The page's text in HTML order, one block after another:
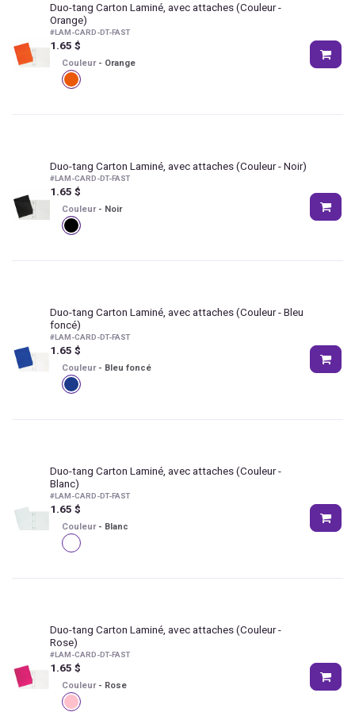
Duo-tang Carton Laminé, avec attaches(Couleur -
Orange)
#LAM-CARD-DT-FAST
1.65 $
Couleur - Orange
Duo-tang Carton Laminé, avec attaches(Couleur - Noir)
#LAM-CARD-DT-FAST
1.65 $
Couleur - Noir
Duo-tang Carton Laminé, avec attaches(Couleur - Bleu
foncé)
#LAM-CARD-DT-FAST
1.65 $
Couleur - Bleu foncé
Duo-tang Carton Laminé, avec attaches(Couleur -
Blanc)
#LAM-CARD-DT-FAST
1.65 $
Couleur - Blanc
Duo-tang Carton Laminé, avec attaches(Couleur -
Rose)
#LAM-CARD-DT-FAST
1.65 $
Couleur - Rose